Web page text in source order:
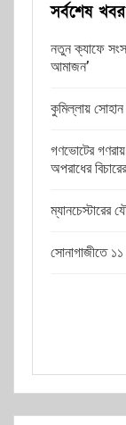
সর্বশেষ খবর
নতুন ক্যাফে
আমাজন’
কুমিল্লায় সোহান
গণভোটের
অপরাধের
ম্যানচেস্টারের
সোনাগাজীতে